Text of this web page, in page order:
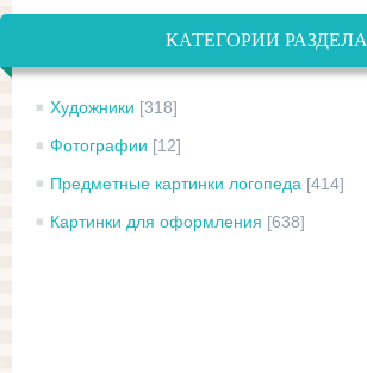
КАТЕГОРИИ РАЗДЕЛА
Художники [318]
Фотографии [12]
Предметные картинки логопеда [414]
Картинки для оформления [638]